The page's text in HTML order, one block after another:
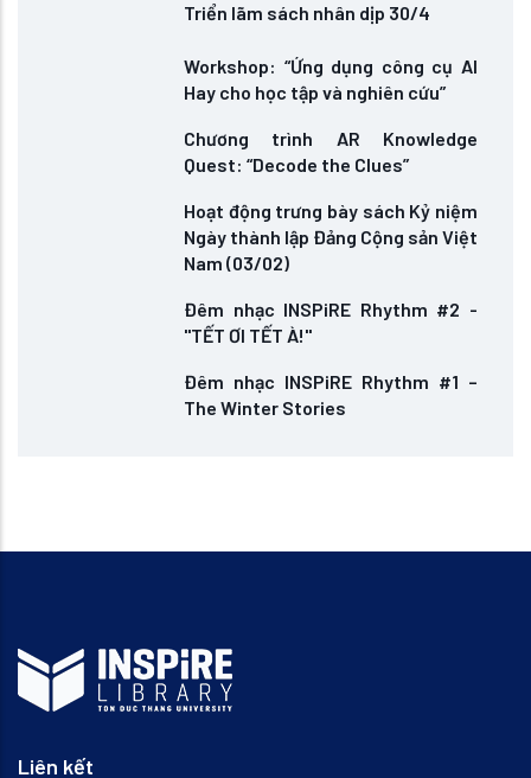
Triển lãm sách nhân dịp 30/4
Workshop: “Ứng dụng công cụ AI
Hay cho học tập và nghiên cứu”
Chương trình AR Knowledge
Quest: “Decode the Clues”
Hoạt động trưng bày sách Kỷ niệm
Ngày thành lập Đảng Cộng sản Việt
Nam (03/02)
Đêm nhạc INSPiRE Rhythm #2 -
"TẾT ƠI TẾT À!"
Đêm nhạc INSPiRE Rhythm #1 –
The Winter Stories
Liên kết